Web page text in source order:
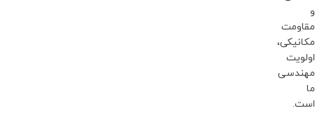
و
مقاومت
مکانیکی،
اولویت
مهندسی
ما
است.